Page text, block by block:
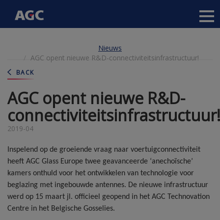
de
inhoud
gaan
Nieuws
AGC opent nieuwe R&D-connectiviteitsinfrastructuur!
BACK
AGC opent nieuwe R&D-
connectiviteitsinfrastructuur!
2019-04
Inspelend op de groeiende vraag naar voertuigconnectiviteit
heeft AGC Glass Europe twee geavanceerde ‘anechoïsche’
kamers onthuld voor het ontwikkelen van technologie voor
beglazing met ingebouwde antennes. De nieuwe infrastructuur
werd op 15 maart jl. officieel geopend in het AGC Technovation
Centre in het Belgische Gosselies.